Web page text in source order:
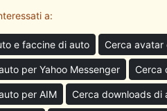
a:
e faccine di auto Cerca avatar
per Yahoo Messenger Cerca
per AIM Cerca downloads di